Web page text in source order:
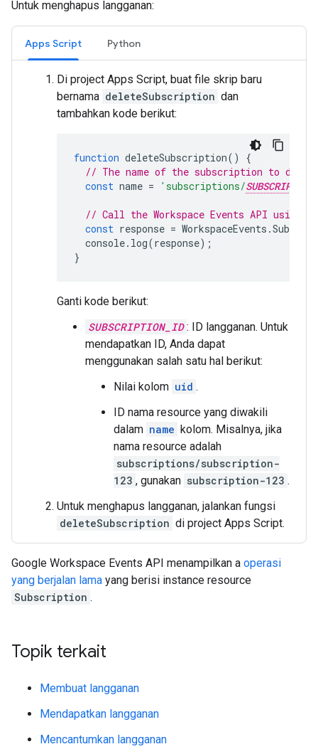
Untuk menghapus langganan:
Apps Script Python
Di project Apps Script, buat file skrip baru
bernama deleteSubscription dan
tambahkan kode berikut:
function deleteSubscription()
{
// The name of the subscription to
const name = 'subscriptions/
// Call the Workspace Events API using
const response = WorkspaceEvents .
console. log(response);
}
Ganti kode berikut:
SUBSCRIPTION_ID : ID langganan. Untuk
mendapatkan ID, Anda dapat
menggunakan salah satu hal berikut:
Nilai kolom uid .
ID nama resource yang diwakili
dalam name kolom. Misalnya, jika
nama resource adalah
subscriptions/subscription-
123 , gunakan subscription-123 .
Untuk menghapus langganan, jalankan fungsi
deleteSubscription di project Apps Script.
Google Workspace Events API menampilkan a operasi
yang berjalan lama yang berisi instance resource
Subscription .
Topik terkait
Membuat langganan
Mendapatkan langganan
Mencantumkan langganan